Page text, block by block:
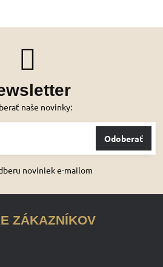
naše novinky:
Odoberať
noviniek e-mailom
ZÁKAZNÍKOV